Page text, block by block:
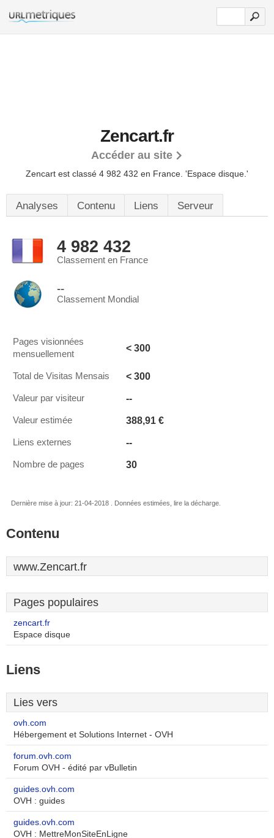
Zencart.fr
Accéder au site
Zencart est classé 4 982 432 en France. 'Espace disque.'
Analyses Contenu Liens Serveur
4 982 432
Classement en France
--
Classement Mondial
Pages visionnées
mensuellement
< 300
Total de Visitas Mensais < 300
Valeur par visiteur --
Valeur estimée 388,91 €
Liens externes --
Nombre de pages 30
Dernière mise à jour: 21-04-2018 . Données estimées, lire la décharge.
Contenu
www.Zencart.fr
Pages populaires
zencart.fr
Espace disque
Liens
Lies vers
ovh.com
Hébergement et Solutions Internet - OVH
forum.ovh.com
Forum OVH - édité par vBulletin
guides.ovh.com
OVH : guides
guides.ovh.com
OVH : MettreMonSiteEnLigne